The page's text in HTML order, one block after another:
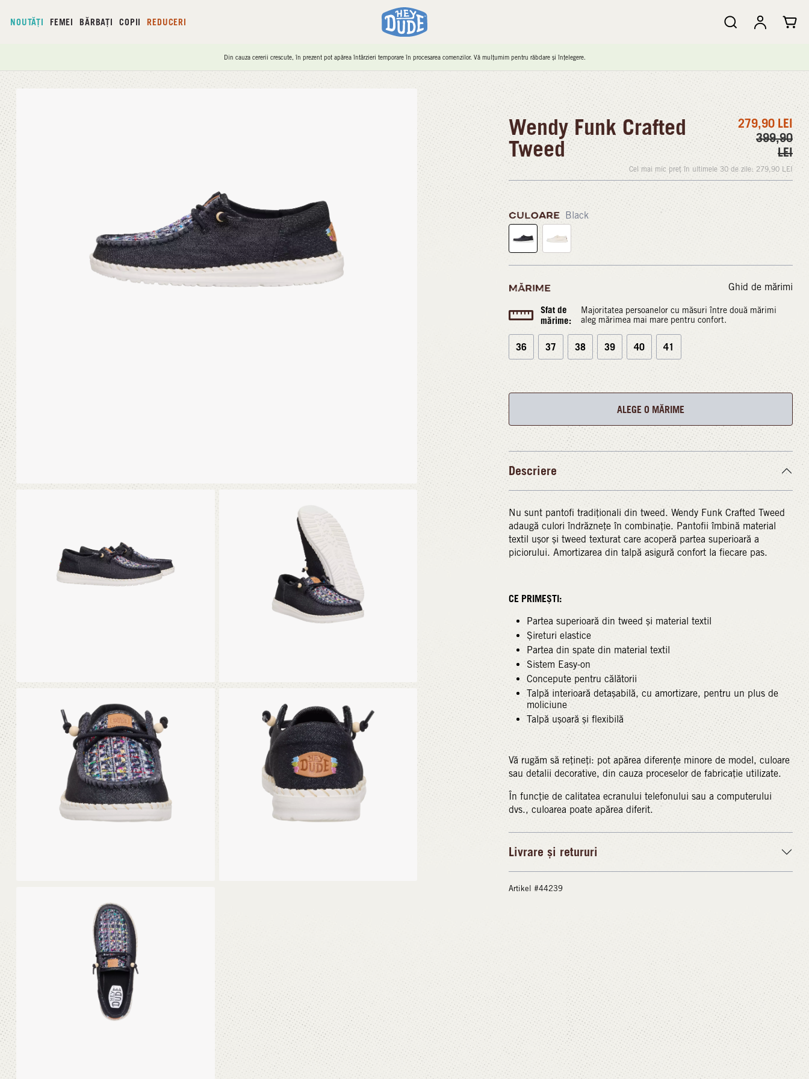
NOUTĂȚI FEMEI BĂRBAȚI COPII REDUCERI
Din cauza cererii crescute, în prezent pot apărea întârzieri temporare în procesarea comenzilor. Vă mulțumim pentru răbdare și înțelegere.
Wendy Funk Crafted
Tweed
279,90 LEI
399,90
LEI
Cel mai mic preț în ultimele 30 de zile: 279,90 LEI
CULOARE Black
MĂRIME Ghid de mărimi
Sfat de
mărime:
Majoritatea persoanelor cu măsuri între două mărimi
aleg mărimea mai mare pentru confort.
36 37 38 39 40 41
ALEGE O MĂRIME
Descriere
Nu sunt pantofi tradiționali din tweed. Wendy Funk Crafted Tweed
adaugă culori îndrăznețe în combinație. Pantofii îmbină material
textil ușor și tweed texturat care acoperă partea superioară a
piciorului. Amortizarea din talpă asigură confort la fiecare pas.
CE PRIMEȘTI:
Partea superioară din tweed și material textil
Șireturi elastice
Partea din spate din material textil
Sistem Easy-on
Concepute pentru călătorii
Talpă interioară detașabilă, cu amortizare, pentru un plus de
moliciune
Talpă ușoară și flexibilă
Vă rugăm să rețineți: pot apărea diferențe minore de model, culoare
sau detalii decorative, din cauza proceselor de fabricație utilizate.
În funcție de calitatea ecranului telefonului sau a computerului
dvs., culoarea poate apărea diferit.
Livrare și retururi
Artikel #44239